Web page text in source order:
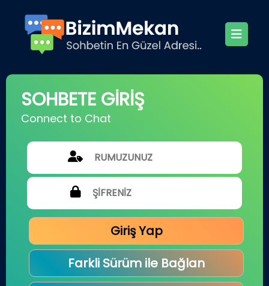
SOHBETE GİRİŞ
Connect to Chat
Giriş Yap
Farkli Sürüm ile Bağlan